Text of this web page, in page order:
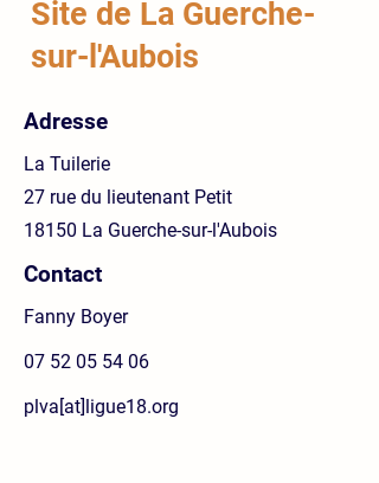
Site de La Guerche-
sur-l'Aubois
Adresse
La Tuilerie
27 rue du lieutenant Petit
18150 La Guerche-sur-l'Aubois
Contact
Fanny Boyer
07 52 05 54 06
plva[at]ligue18.org